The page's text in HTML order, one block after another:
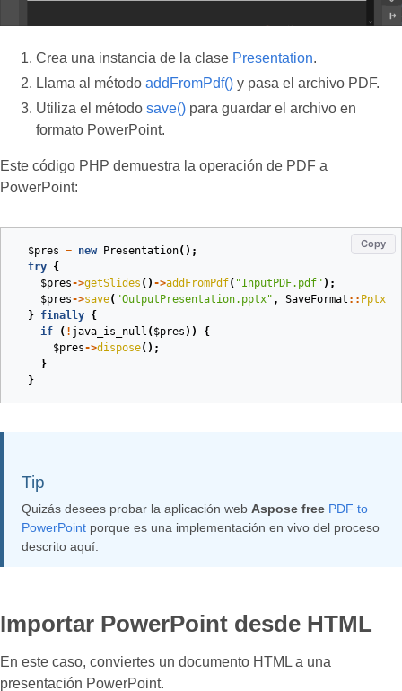
Crea una instancia de la clase Presentation.
Llama al método addFromPdf() y pasa el archivo PDF.
Utiliza el método save() para guardar el archivo en
formato PowerPoint.
Este código PHP demuestra la operación de PDF a
PowerPoint:
Copy
$pres = new Presentation();
try {
$pres->getSlides () ->addFromPdf( "InputPDF.pdf" );
$pres->save( "OutputPresentation.pptx" , SaveFormat :: Pptx
} finally {
if
( ! java_is_null ( $pres ))
{
$pres->dispose();
}
}
Tip
Quizás desees probar la aplicación web Aspose free PDF to
PowerPoint porque es una implementación en vivo del proceso
descrito aquí.
Importar PowerPoint desde HTML
En este caso, conviertes un documento HTML a una
presentación PowerPoint.